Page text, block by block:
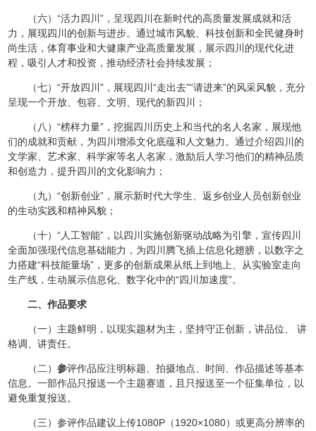
（六）“活力四川”，呈现四川在新时代的高质量发展成就和活
力，展现四川的创新与进步。通过城市风貌、科技创新和全民健身时
尚生活，体育事业和大健康产业高质量发展，展示四川的现代化进
程，吸引人才和投资，推动经济社会持续发展；
（七）“开放四川”，展现四川“走出去”“请进来”的风采风貌，充分
呈现一个开放、包容、文明、现代的新四川；
（八）“榜样力量”，挖掘四川历史上和当代的名人名家，展现他
们的成就和贡献，为四川增添文化底蕴和人文魅力。通过介绍四川的
文学家、艺术家、科学家等名人名家，激励后人学习他们的精神品质
和创造力，提升四川的文化影响力；
（九）“创新创业”，展示新时代大学生、返乡创业人员创新创业
的生动实践和精神风貌；
（十）“人工智能”，以四川实施创新驱动战略为引擎，宣传四川
全面加强现代信息基础能力，为四川腾飞插上信息化翅膀，以数字之
力搭建“科技能量场”，更多的创新成果从纸上到地上、从实验室走向
生产线，生动展示信息化、数字化中的“四川加速度”。
二、作品要求
（一）主题鲜明，以现实题材为主，坚持守正创新，讲品位、 讲
格调、讲责任。
（二）参评作品应注明标题、拍摄地点、时间、作品描述等基本
信息。一部作品只报送一个主题赛道，且只报送至一个征集单位，以
避免重复报送。
（三）参评作品建议上传1080P（1920×1080）或更高分辨率的